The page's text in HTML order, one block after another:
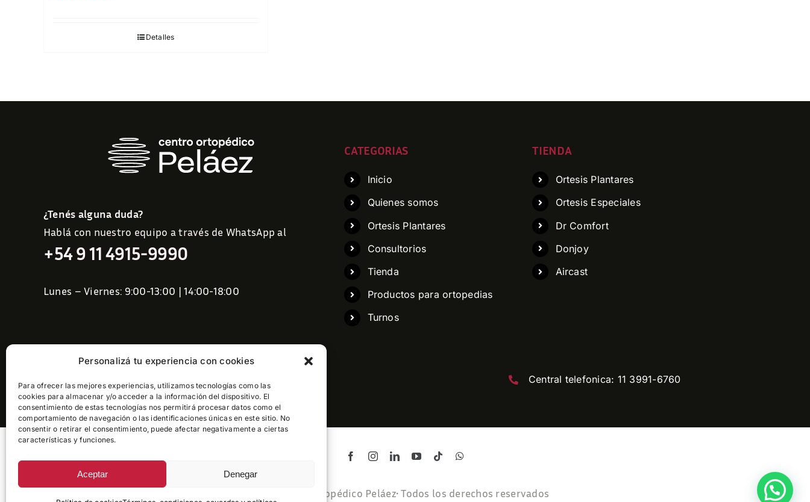
Personalizá tu experiencia con cookies
Para ofrecer las mejores experiencias, utilizamos tecnologías como las
cookies para almacenar y/o acceder a la información del dispositivo. El
consentimiento de estas tecnologías nos permitirá procesar datos como el
comportamiento de navegación o las identificaciones únicas en este sitio. No
consentir o retirar el consentimiento, puede afectar negativamente a ciertas
características y funciones.
Aceptar Denegar
Detalles
¿Tenés alguna duda?
Hablá con nuestro equipo a través de WhatsApp al
+54 9 11 4915-9990
Lunes – Viernes: 9:00-13:00 | 14:00-18:00
CATEGORIAS
Inicio
Quienes somos
Ortesis Plantares
Consultorios
Tienda
Productos para ortopedias
Turnos
TIENDA
Ortesis Plantares
Ortesis Especiales
Dr Comfort
Donjoy
Aircast
atencioncliente@pelaezortopedia.com Central telefonica: 11 3991-6760
© Centro Ortopédico Peláez• Todos los derechos reservados